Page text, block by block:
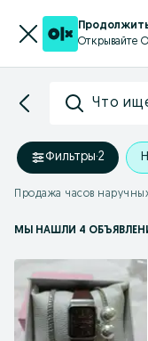
Открывайте
Что
Фильтры·2
Продажа часов
МЫ НАШЛИ 4